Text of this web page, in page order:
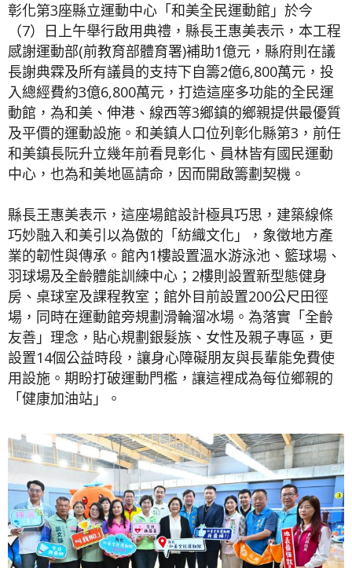
彰化第3座縣立運動中心「和美全民運動館」於今
（7）日上午舉行啟用典禮，縣長王惠美表示，本工程
感謝運動部(前教育部體育署)補助1億元，縣府則在議
長謝典霖及所有議員的支持下自籌2億6,800萬元，投
入總經費約3億6,800萬元，打造這座多功能的全民運
動館，為和美、伸港、線西等3鄉鎮的鄉親提供最優質
及平價的運動設施。和美鎮人口位列彰化縣第3，前任
和美鎮長阮升立幾年前看見彰化、員林皆有國民運動
中心，也為和美地區請命，因而開啟籌劃契機。
縣長王惠美表示，這座場館設計極具巧思，建築線條
巧妙融入和美引以為傲的「紡織文化」，象徵地方產
業的韌性與傳承。館內1樓設置溫水游泳池、籃球場、
羽球場及全齡體能訓練中心；2樓則設置新型態健身
房、桌球室及課程教室；館外目前設置200公尺田徑
場，同時在運動館旁規劃滑輪溜冰場。為落實「全齡
友善」理念，貼心規劃銀髮族、女性及親子專區，更
設置14個公益時段，讓身心障礙朋友與長輩能免費使
用設施。期盼打破運動門檻，讓這裡成為每位鄉親的
「健康加油站」。